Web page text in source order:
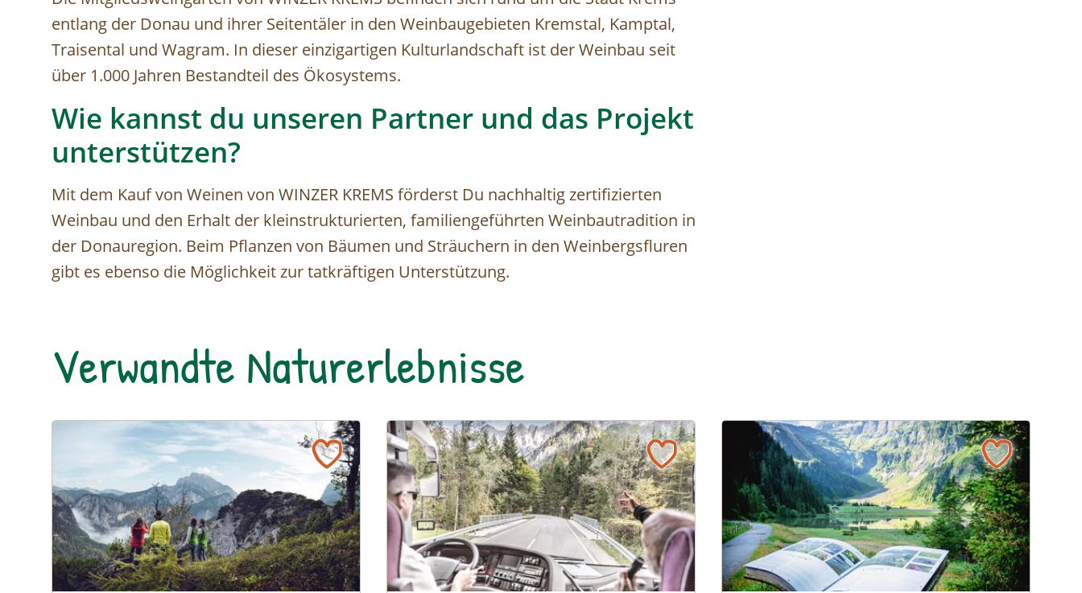
entlang der Donau und ihrer Seitentäler in den Weinbaugebieten Kremstal, Kamptal,
Traisental und Wagram. In dieser einzigartigen Kulturlandschaft ist der Weinbau seit
über 1.000 Jahren Bestandteil des Ökosystems.
Wie kannst du unseren Partner und das Projekt
unterstützen?
Mit dem Kauf von Weinen von WINZER KREMS förderst Du nachhaltig zertifizierten
Weinbau und den Erhalt der kleinstrukturierten, familiengeführten Weinbautradition in
der Donauregion. Beim Pflanzen von Bäumen und Sträuchern in den Weinbergsfluren
gibt es ebenso die Möglichkeit zur tatkräftigen Unterstützung.
Verwandte Naturerlebnisse